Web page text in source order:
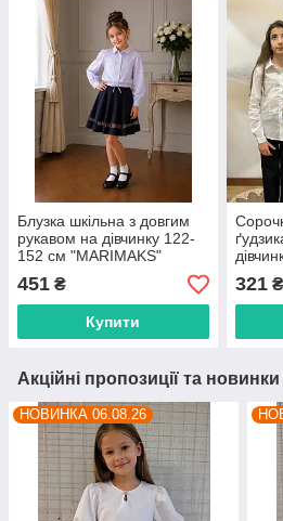
Блузка шкільна з довгим
рукавом на дівчинку 122-
152 см "MARIMAKS"
купити недорого від
прямого постачальника
451 ₴
Купити
321₴
Акційні пропозиції та новинки
НОВИНКА 06.08.26